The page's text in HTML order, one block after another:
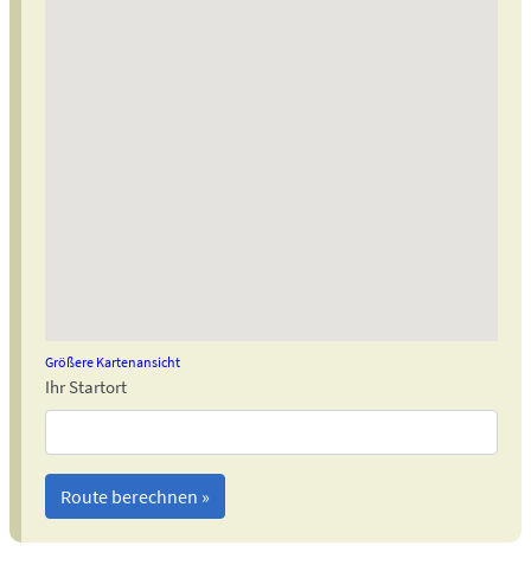
Größere Kartenansicht
Ihr Startort